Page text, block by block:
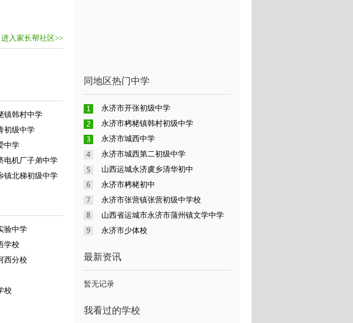
进入家长帮社区>>
镇韩村中学
初级中学
中学
电机厂子弟中学
镇北梯初级中学
验中学
学校
西分校
校
同地区热门中学
永济市开张初级中学
永济市栲栳镇韩村初级中学
永济市城西中学
永济市城西第二初级中学
山西运城永济虞乡清华初中
永济市栲栳初中
永济市张营镇张营初级中学校
山西省运城市永济市蒲州镇文学中学
永济市少体校
最新资讯
暂无记录
我看过的学校